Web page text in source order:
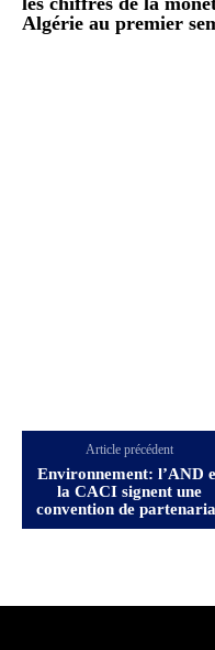
Algérie au premier
Article précédent
Environnement: l’AND
la CACI signent une
convention de